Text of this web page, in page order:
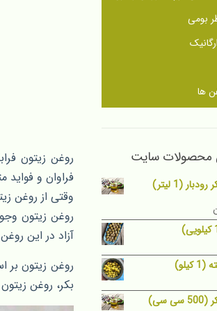
روغن زیتون
فراوان و
وقتی از روغن
روغن زیتون
آزاد در این
روغن زیتون بر
بکر، روغن
بومی
ها
محصولات سایت
(1 لیتر)
سی)